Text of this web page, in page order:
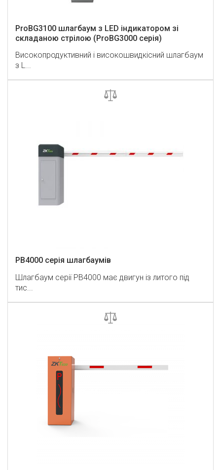
ProBG3100 шлагбаум з LED індикатором зі
складаною стрілою (ProBG3000 серія)
Високопродуктивний і високошвидкісний шлагбаум
з L...
PB4000 серія шлагбаумів
Шлагбаум серії PB4000 має двигун із литого під
тис...